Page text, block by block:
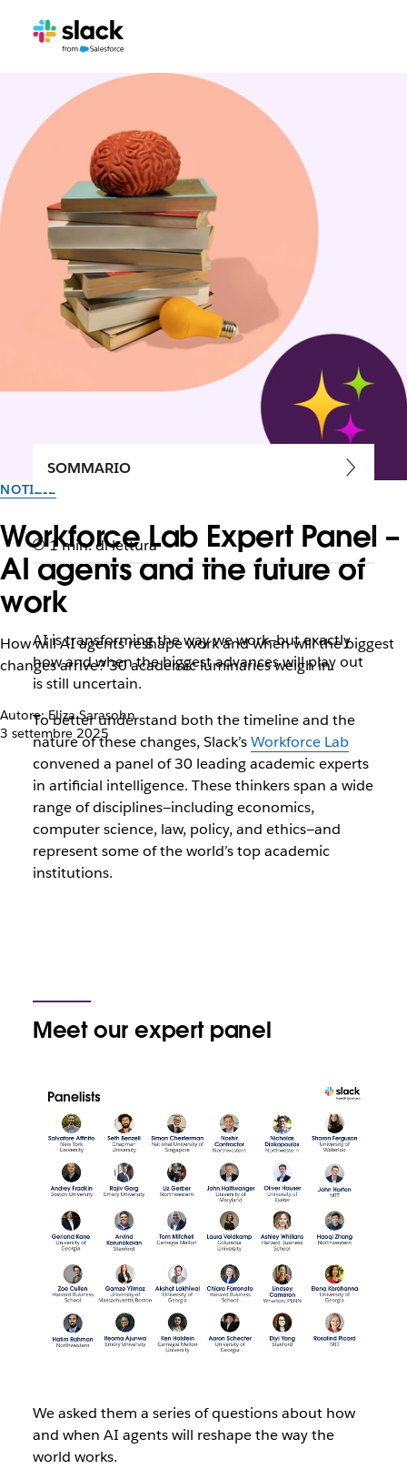
NOTIZIE
Workforce Lab Expert Panel –
AI agents and the future of
work
How will AI agents reshape work and when will the biggest
changes arrive? 30 academic luminaries weigh in.
Autore: Eliza Sarasohn
3 settembre 2025
SOMMARIO
1 min. di lettura
AI is transforming the way we work—but exactly
how and when the biggest advances will play out
is still uncertain.
To better understand both the timeline and the
nature of these changes, Slack’sWorkforce Lab
convened a panel of 30 leading academic experts
in artificial intelligence. These thinkers span a wide
range of disciplines—including economics,
computer science, law, policy, and ethics—and
represent some of the world’s top academic
institutions.
Meet our expert panel
We asked them a series of questions about how
and when AI agents will reshape the way the
world works.